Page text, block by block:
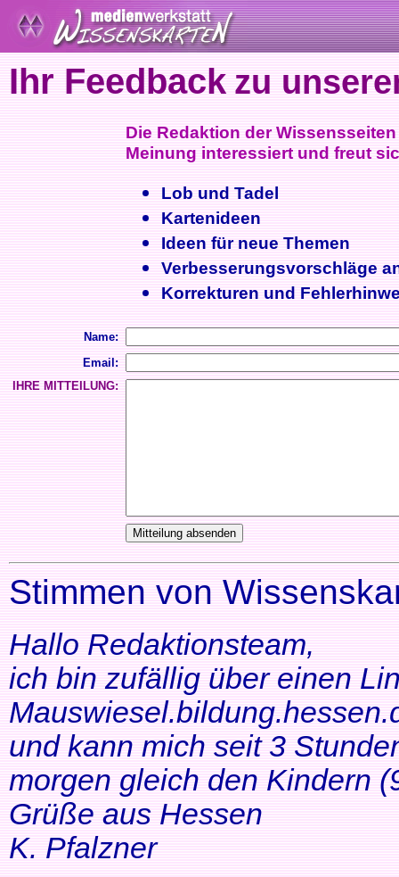
Ihr Feedback zu
Die Redaktion der
Meinung interessiert und freut
Lob und Tadel
Kartenideen
Ideen für neue Themen
Verbesserungsvorschläge
Korrekturen und
Name:
Email:
IHRE MITTEILUNG:
Stimmen von
Hallo Redaktionsteam,
ich bin zufällig über einen
und kann mich seit 3
morgen gleich den Kindern
Grüße aus Hessen
K. Pfalzner